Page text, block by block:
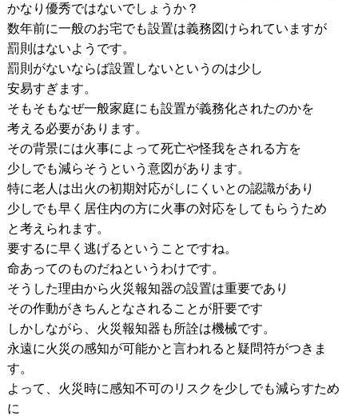
かなり優秀ではないでしょうか？
数年前に一般のお宅でも設置は義務図けられていますが
罰則はないようです。
罰則がないならば設置しないというのは少し
安易すぎます。
そもそもなぜ一般家庭にも設置が義務化されたのかを
考える必要があります。
その背景には火事によって死亡や怪我をされる方を
少しでも減らそうという意図があります。
特に老人は出火の初期対応がしにくいとの認識があり
少しでも早く居住内の方に火事の対応をしてもらうため
と考えられます。
要するに早く逃げるということですね。
命あってのものだねというわけです。
そうした理由から火災報知器の設置は重要であり
その作動がきちんとなされることが肝要です
しかしながら、火災報知器も所詮は機械です。
永遠に火災の感知が可能かと言われると疑問符がつきま
す。
よって、火災時に感知不可のリスクを少しでも減らすため
に